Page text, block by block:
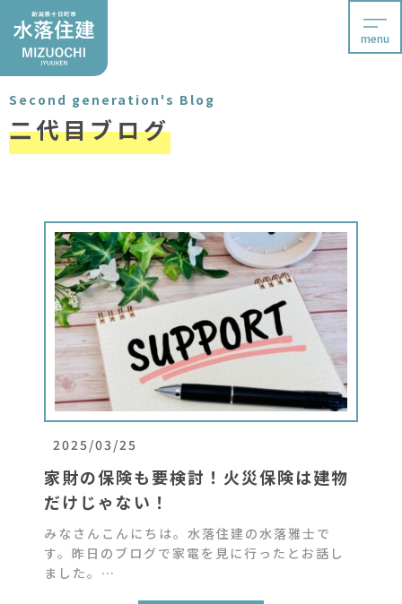
menu
Second generation's Blog
二代目ブログ
2025/03/25
家財の保険も要検討！火災保険は建物
だけじゃない！
みなさんこんにちは。水落住建の水落雅士で
す。昨日のブログで家電を見に行ったとお話し
ました。…